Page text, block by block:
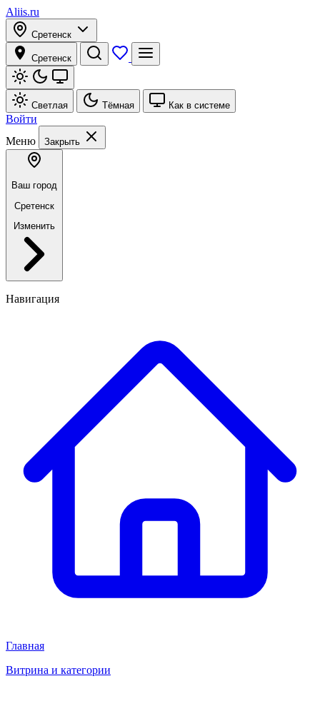
Aliis.ru
Сретенск
Сретенск
Светлая Тёмная Как в системе
Войти
Меню
Закрыть
Ваш город
Сретенск
Изменить
Навигация
Главная
Витрина и категории